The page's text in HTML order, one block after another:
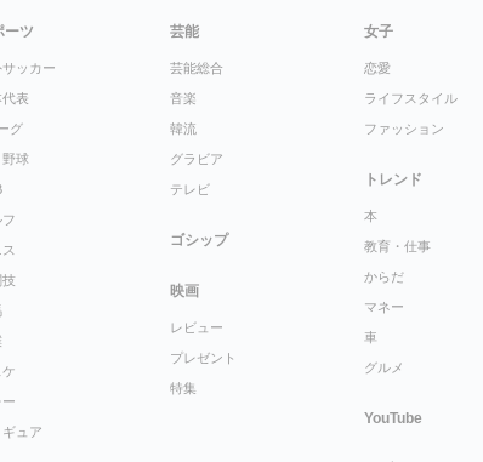
ーツ
ッカー
代表
グ
野球
フ
技
ケ
ー
ギュア
芸能
芸能総合
音楽
韓流
グラビア
テレビ
ゴシップ
映画
レビュー
プレゼント
特集
女子
恋愛
ライフスタイル
ファッション
トレンド
本
教育・仕事
からだ
マネー
車
グルメ
YouTube